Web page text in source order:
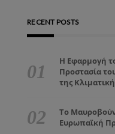
RECENT POSTS
Η Εφαρμογή
Προστασία
της
Το
Ευρωπαϊκή